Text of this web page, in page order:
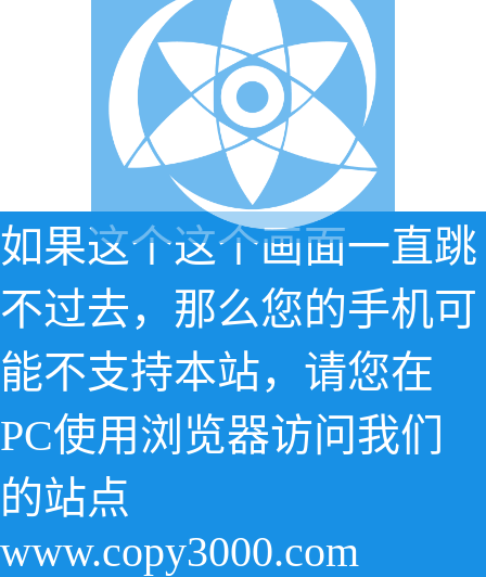
如果这个这个画面一直跳
不过去，那么您的手机可
能不支持本站，请您在
PC使用浏览器访问我们
的站点
www.copy3000.com